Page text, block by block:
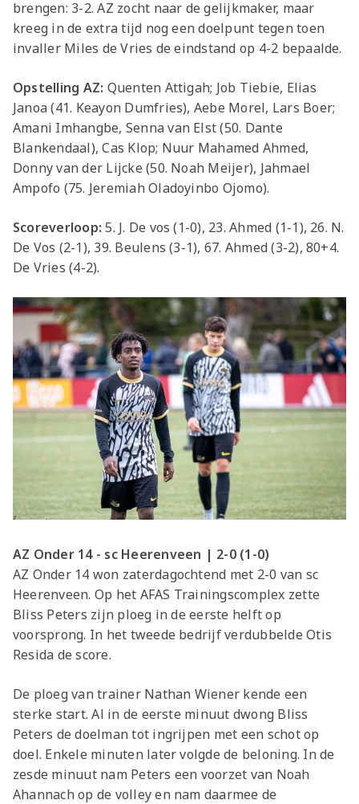
brengen: 3-2. AZ zocht naar de gelijkmaker, maar
kreeg in de extra tijd nog een doelpunt tegen toen
invaller Miles de Vries de eindstand op 4-2 bepaalde.
Opstelling AZ: Quenten Attigah; Job Tiebie, Elias
Janoa (41. Keayon Dumfries), Aebe Morel, Lars Boer;
Amani Imhangbe, Senna van Elst (50. Dante
Blankendaal), Cas Klop; Nuur Mahamed Ahmed,
Donny van der Lijcke (50. Noah Meijer), Jahmael
Ampofo (75. Jeremiah Oladoyinbo Ojomo).
Scoreverloop: 5. J. De vos (1-0), 23. Ahmed (1-1), 26. N.
De Vos (2-1), 39. Beulens (3-1), 67. Ahmed (3-2), 80+4.
De Vries (4-2).
AZ Onder 14 - sc Heerenveen | 2-0 (1-0)
AZ Onder 14 won zaterdagochtend met 2-0 van sc
Heerenveen. Op het AFAS Trainingscomplex zette
Bliss Peters zijn ploeg in de eerste helft op
voorsprong. In het tweede bedrijf verdubbelde Otis
Resida de score.
De ploeg van trainer Nathan Wiener kende een
sterke start. Al in de eerste minuut dwong Bliss
Peters de doelman tot ingrijpen met een schot op
doel. Enkele minuten later volgde de beloning. In de
zesde minuut nam Peters een voorzet van Noah
Ahannach op de volley en nam daarmee de